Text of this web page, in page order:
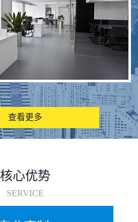
图书馆RFID电子标签管理系统
查看更多
核心优势
SERVICE